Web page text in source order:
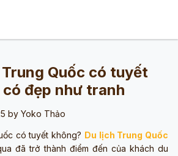
Quốc có tuyết
đẹp như tranh
by Yoko Thảo
có tuyết không? Du lịch Trung Quốc
đã trở thành điểm đến của khách du